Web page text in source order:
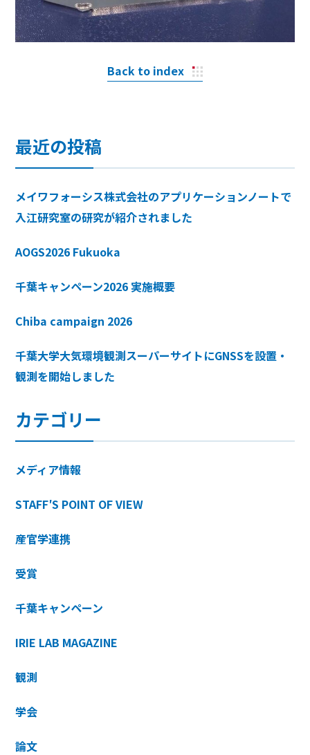
Back to index
最近の投稿
メイワフォーシス株式会社のアプリケーションノートで
入江研究室の研究が紹介されました
AOGS2026 Fukuoka
千葉キャンペーン2026 実施概要
Chiba campaign 2026
千葉大学大気環境観測スーパーサイトにGNSSを設置・
観測を開始しました
カテゴリー
メディア情報
STAFF′S POINT OF VIEW
産官学連携
受賞
千葉キャンペーン
IRIE LAB MAGAZINE
観測
学会
論文